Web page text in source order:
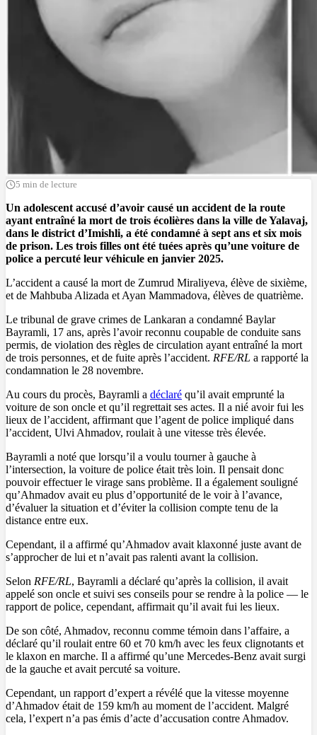
5 min de lecture
Un adolescent accusé d’avoir causé un accident de la route
ayant entraîné la mort de trois écolières dans la ville de Yalavaj,
dans le district d’Imishli, a été condamné à sept ans et six mois
de prison. Les trois filles ont été tuées après qu’une voiture de
police a percuté leur véhicule en janvier 2025.
L’accident a causé la mort de Zumrud Miraliyeva, élève de sixième,
et de Mahbuba Alizada et Ayan Mammadova, élèves de quatrième.
Le tribunal de grave crimes de Lankaran a condamné Baylar
Bayramli, 17 ans, après l’avoir reconnu coupable de conduite sans
permis, de violation des règles de circulation ayant entraîné la mort
de trois personnes, et de fuite après l’accident. RFE/RL a rapporté la
condamnation le 28 novembre.
Au cours du procès, Bayramli a déclaré qu’il avait emprunté la
voiture de son oncle et qu’il regrettait ses actes. Il a nié avoir fui les
lieux de l’accident, affirmant que l’agent de police impliqué dans
l’accident, Ulvi Ahmadov, roulait à une vitesse très élevée.
Bayramli a noté que lorsqu’il a voulu tourner à gauche à
l’intersection, la voiture de police était très loin. Il pensait donc
pouvoir effectuer le virage sans problème. Il a également souligné
qu’Ahmadov avait eu plus d’opportunité de le voir à l’avance,
d’évaluer la situation et d’éviter la collision compte tenu de la
distance entre eux.
Cependant, il a affirmé qu’Ahmadov avait klaxonné juste avant de
s’approcher de lui et n’avait pas ralenti avant la collision.
Selon RFE/RL, Bayramli a déclaré qu’après la collision, il avait
appelé son oncle et suivi ses conseils pour se rendre à la police — le
rapport de police, cependant, affirmait qu’il avait fui les lieux.
De son côté, Ahmadov, reconnu comme témoin dans l’affaire, a
déclaré qu’il roulait entre 60 et 70 km/h avec les feux clignotants et
le klaxon en marche. Il a affirmé qu’une Mercedes-Benz avait surgi
de la gauche et avait percuté sa voiture.
Cependant, un rapport d’expert a révélé que la vitesse moyenne
d’Ahmadov était de 159 km/h au moment de l’accident. Malgré
cela, l’expert n’a pas émis d’acte d’accusation contre Ahmadov.